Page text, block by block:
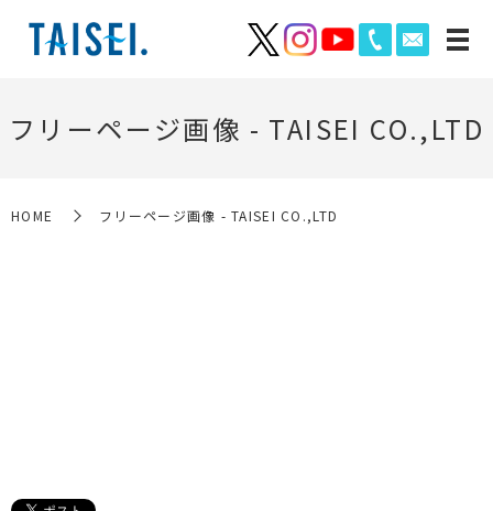
フリーページ画像 - TAISEI CO.,LTD
HOME フリーページ画像 - TAISEI CO.,LTD